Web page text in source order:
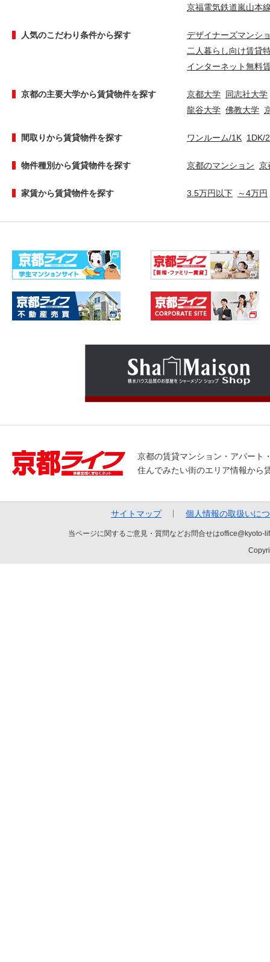
京福電気鉄道嵐山本
人気のこだわり条件から探す
デザイナーズマンシ
二人暮らし向け賃貸
インターネット無料
京都の主要大学から賃貸物件を探す 京都大学 同志社大学
龍谷大学 佛教大学
間取りから賃貸物件を探す ワンルーム/1K 1DK/
物件種別から賃貸物件を探す 京都のマンション 京
家賃から賃貸物件を探す 3.5万円以下 ～4万円
京都の賃貸マンション・アパート
住んでみたい街のエリア情報から
サイトマップ 個人情報の取扱いに
当ページに関するご意見・質問などお問合せは